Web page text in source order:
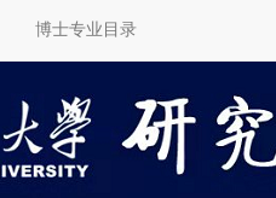
博士专业目录